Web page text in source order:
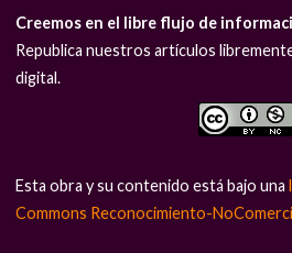
Creemos en el libre flujo de
Republica nuestros artículos
digital.
Esta obra y su contenido está bajo una
Commons Reconocimiento-